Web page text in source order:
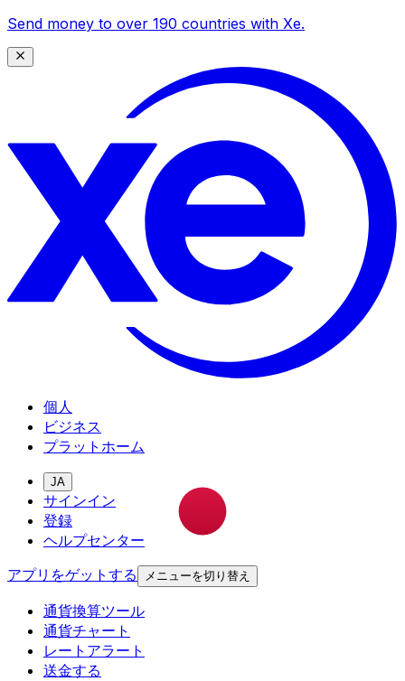
Send money to over 190 countries with Xe.
個人
ビジネス
プラットホーム
JA
サインイン
登録
ヘルプセンター
アプリをゲットする
メニューを切り替え
通貨換算ツール
通貨チャート
レートアラート
送金する